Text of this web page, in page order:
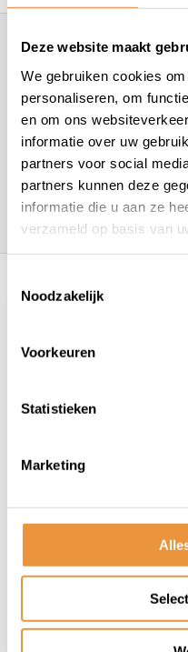
Deze website maakt
We gebruiken cookies
personaliseren, om
en om ons
informatie over uw
partners voor social
partners kunnen deze
informatie die u aan ze
verzameld op basis van
Noodzakelijk
Voorkeuren
Statistieken
Marketing
Hoe kunnen wij je
+31 78 780 2330
info@artsloten.nl
157 klanten geven
- 29 Inch